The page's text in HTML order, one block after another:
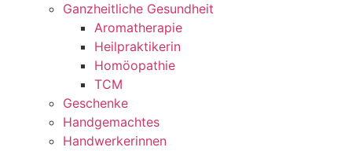
Ganzheitliche Gesundheit
Aromatherapie
Heilpraktikerin
Homöopathie
TCM
Geschenke
Handgemachtes
Handwerkerinnen